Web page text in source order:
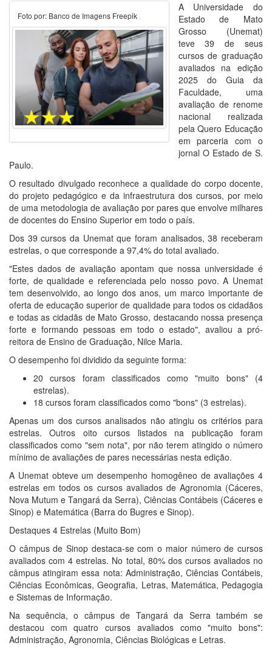
Foto por: Banco de Imagens Freepik
A Universidade do
Estado de Mato
Grosso (Unemat)
teve 39 de seus
cursos de graduação
avaliados na edição
2025 do Guia da
Faculdade, uma
avaliação de renome
nacional realizada
pela Quero Educação
em parceria com o
jornal O Estado de S.
Paulo.
O resultado divulgado reconhece a qualidade do corpo docente,
do projeto pedagógico e da infraestrutura dos cursos, por meio
de uma metodologia de avaliação por pares que envolve milhares
de docentes do Ensino Superior em todo o país.
Dos 39 cursos da Unemat que foram analisados, 38 receberam
estrelas, o que corresponde a 97,4% do total avaliado.
"Estes dados de avaliação apontam que nossa universidade é
forte, de qualidade e referenciada pelo nosso povo. A Unemat
tem desenvolvido, ao longo dos anos, um marco importante de
oferta de educação superior de qualidade para todos os cidadãos
e todas as cidadãs de Mato Grosso, destacando nossa presença
forte e formando pessoas em todo o estado", avaliou a pró-
reitora de Ensino de Graduação, Nilce Maria.
O desempenho foi dividido da seguinte forma:
20 cursos foram classificados como "muito bons" (4
estrelas).
18 cursos foram classificados como "bons" (3 estrelas).
Apenas um dos cursos analisados não atingiu os critérios para
estrelas. Outros oito cursos listados na publicação foram
classificados como "sem nota", por não terem atingido o número
mínimo de avaliações de pares necessárias nesta edição.
A Unemat obteve um desempenho homogêneo de avaliações 4
estrelas em todos os cursos avaliados de Agronomia (Cáceres,
Nova Mutum e Tangará da Serra), Ciências Contábeis (Cáceres e
Sinop) e Matemática (Barra do Bugres e Sinop).
Destaques 4 Estrelas (Muito Bom)
O câmpus de Sinop destaca-se com o maior número de cursos
avaliados com 4 estrelas. No total, 80% dos cursos avaliados no
câmpus atingiram essa nota: Administração, Ciências Contábeis,
Ciências Econômicas, Geografia, Letras, Matemática, Pedagogia
e Sistemas de Informação.
Na sequência, o câmpus de Tangará da Serra também se
destacou com quatro cursos avaliados como "muito bons":
Administração, Agronomia, Ciências Biológicas e Letras.